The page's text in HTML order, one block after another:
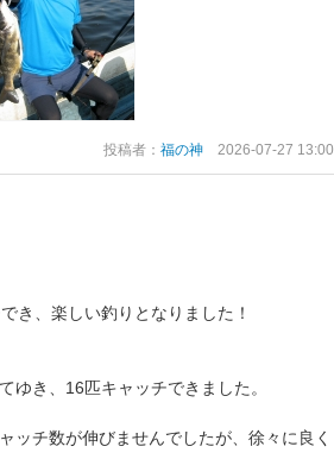
投稿者： 福の神 2026-07-27 13:00
き、楽しい釣りとなりました！
ゆき、16匹キャッチできました。
ッチ数が伸びませんでしたが、徐々に良く